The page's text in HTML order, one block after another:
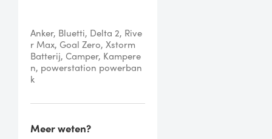
Anker, Bluetti, Delta 2, Rive
r Max, Goal Zero, Xstorm
Batterij, Camper, Kampere
n, powerstation powerban
Meer weten?